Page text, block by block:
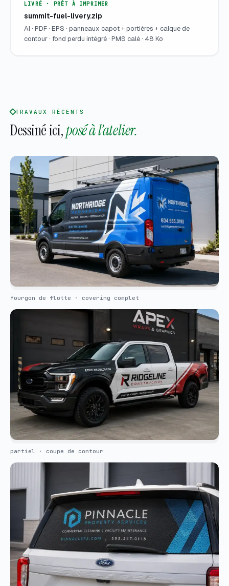
LIVRÉ · PRÊT À IMPRIMER
summit-fuel-livery.zip
AI · PDF · EPS · panneaux capot + portières + calque de
contour · fond perdu intégré · PMS calé · 48 Ko
TRAVAUX RÉCENTS
Dessiné ici,posé à l’atelier.
fourgon de flotte · covering complet
partiel · coupe de contour